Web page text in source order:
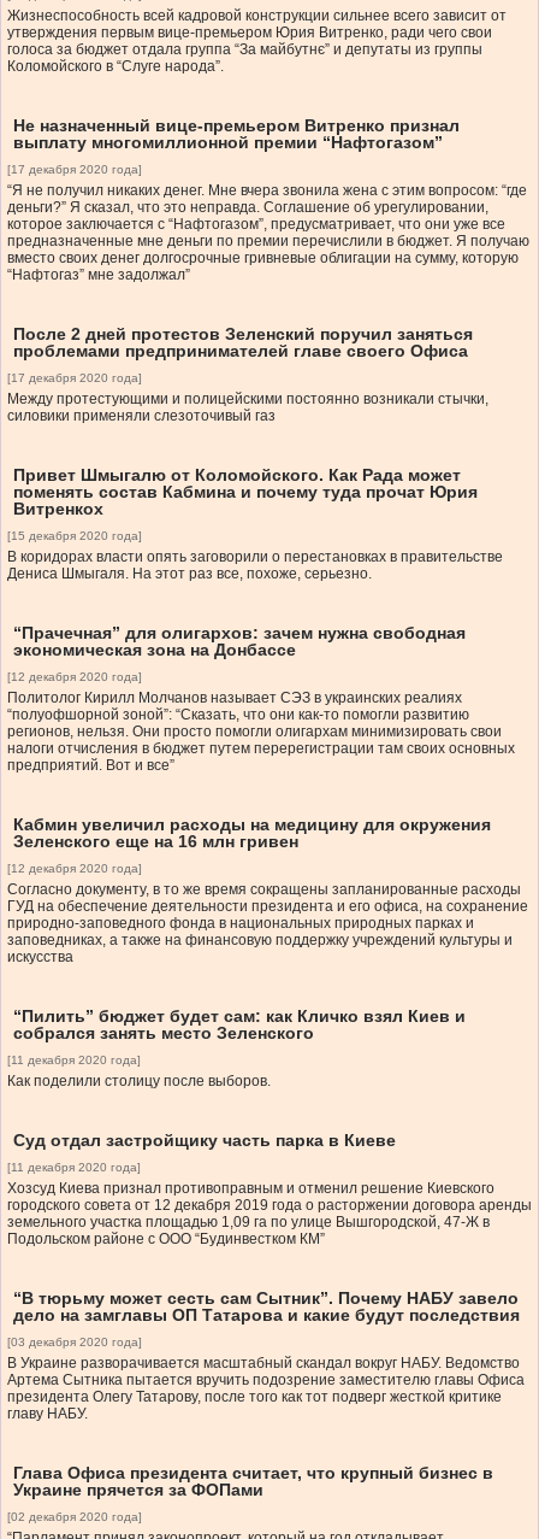
Жизнеспособность всей кадровой конструкции сильнее всего зависит от
утверждения первым вице-премьером Юрия Витренко, ради чего свои
голоса за бюджет отдала группа “За майбутнє” и депутаты из группы
Коломойского в “Слуге народа”.
Не назначенный вице-премьером Витренко признал
выплату многомиллионной премии “Нафтогазом”
[17 декабря 2020 года]
“Я не получил никаких денег. Мне вчера звонила жена с этим вопросом: “где
деньги?” Я сказал, что это неправда. Соглашение об урегулировании,
которое заключается с “Нафтогазом”, предусматривает, что они уже все
предназначенные мне деньги по премии перечислили в бюджет. Я получаю
вместо своих денег долгосрочные гривневые облигации на сумму, которую
“Нафтогаз” мне задолжал”
После 2 дней протестов Зеленский поручил заняться
проблемами предпринимателей главе своего Офиса
[17 декабря 2020 года]
Между протестующими и полицейскими постоянно возникали стычки,
силовики применяли слезоточивый газ
Привет Шмыгалю от Коломойского. Как Рада может
поменять состав Кабмина и почему туда прочат Юрия
Витренкоx
[15 декабря 2020 года]
В коридорах власти опять заговорили о перестановках в правительстве
Дениса Шмыгаля. На этот раз все, похоже, серьезно.
“Прачечная” для олигархов: зачем нужна свободная
экономическая зона на Донбассе
[12 декабря 2020 года]
Политолог Кирилл Молчанов называет СЭЗ в украинских реалиях
“полуофшорной зоной”: “Сказать, что они как-то помогли развитию
регионов, нельзя. Они просто помогли олигархам минимизировать свои
налоги отчисления в бюджет путем перерегистрации там своих основных
предприятий. Вот и все”
Кабмин увеличил расходы на медицину для окружения
Зеленского еще на 16 млн гривен
[12 декабря 2020 года]
Согласно документу, в то же время сокращены запланированные расходы
ГУД на обеспечение деятельности президента и его офиса, на сохранение
природно-заповедного фонда в национальных природных парках и
заповедниках, а также на финансовую поддержку учреждений культуры и
искусства
“Пилить” бюджет будет сам: как Кличко взял Киев и
собрался занять место Зеленского
[11 декабря 2020 года]
Как поделили столицу после выборов.
Суд отдал застройщику часть парка в Киеве
[11 декабря 2020 года]
Хозсуд Киева признал противоправным и отменил решение Киевского
городского совета от 12 декабря 2019 года о расторжении договора аренды
земельного участка площадью 1,09 га по улице Вышгородской, 47-Ж в
Подольском районе с ООО “Будинвестком КМ”
“В тюрьму может сесть сам Сытник”. Почему НАБУ завело
дело на замглавы ОП Татарова и какие будут последствия
[03 декабря 2020 года]
В Украине разворачивается масштабный скандал вокруг НАБУ. Ведомство
Артема Сытника пытается вручить подозрение заместителю главы Офиса
президента Олегу Татарову, после того как тот подверг жесткой критике
главу НАБУ.
Глава Офиса президента считает, что крупный бизнес в
Украине прячется за ФОПами
[02 декабря 2020 года]